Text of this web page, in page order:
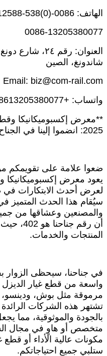
الهاتف: 0086-(0)538-6112588
0086-13205380077
العنوان: رقم
شاندونغ، الصين
Email: biz@com-rail.com
واتساب: +8613205380077
**معرض إكسبوميكانيكا
2025: انضموا إلينا في الجناح رقم 402!**
يعود معرض إكسبوميكانيكا
لعرض أحدث الابتكارات في
سيُقام هذا الحدث المتميز
والمصنعين وعشاقها من
أن رقم
المنتجات والخدمات.
في جناحنا، سيحظى
واسعة من قطع غيار الديزل
مرموقة مثل بوش، ودينسو،
تشتهر هذه الشركات الرائدة
بالجودة والموثوقية، مما
متخصص أو هاوٍ في مجال
مكونات عالية الأداء أو قطع
ستلبي جميع احتياجاتكم.